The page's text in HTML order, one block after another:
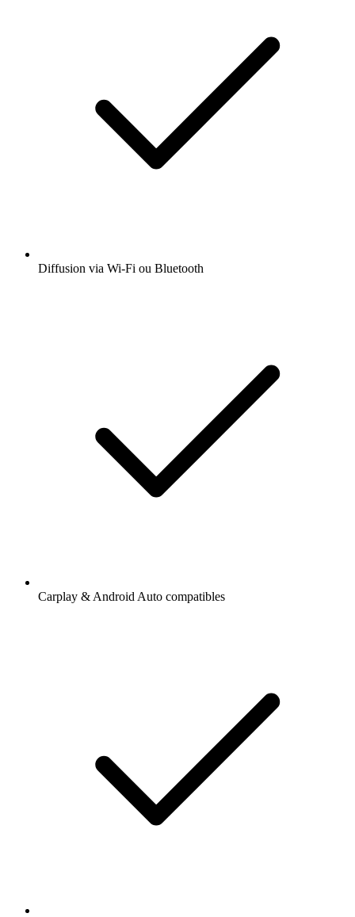
Diffusion via Wi-Fi ou Bluetooth
Carplay & Android Auto compatibles